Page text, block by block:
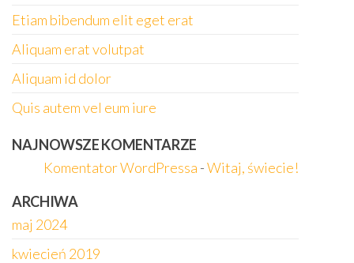
Etiam bibendum elit eget erat
Aliquam erat volutpat
Aliquam id dolor
Quis autem vel eum iure
NAJNOWSZE KOMENTARZE
Komentator WordPressa -Witaj, świecie!
ARCHIWA
maj 2024
kwiecień 2019